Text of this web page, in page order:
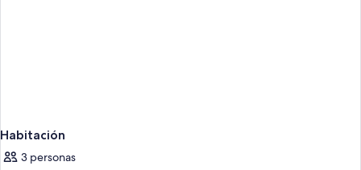
Habitación
3 personas